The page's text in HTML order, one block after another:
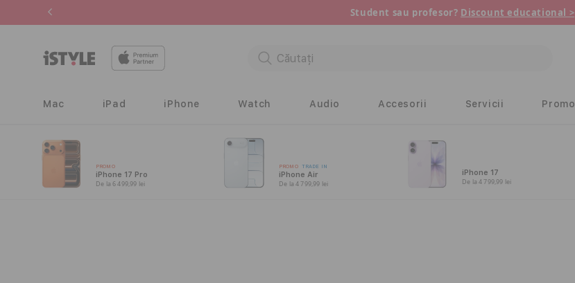
Salt la
conținut
Student sau profesor? Discount educational >
Mac iPad iPhone Watch Audio Accesorii Servicii Promo
PROMO
iPhone 17 Pro
De la 6 499,99 lei
PROMO TRADE IN
iPhone Air
De la 4 799,99 lei
iPhone 17
De la 4 799,99 lei